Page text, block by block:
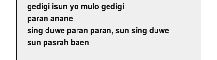
gedigi isun yo mulo gedigi
paran anane
sing duwe paran paran, sun sing duwe
sun pasrah baen